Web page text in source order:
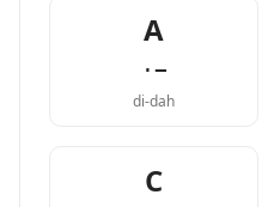
A
·−
di-dah
C